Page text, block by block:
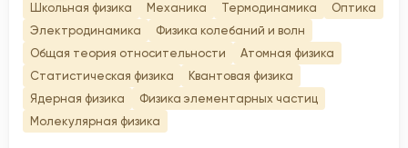
Школьная физика Механика Термодинамика
Оптика
Электродинамика
Физика колебаний и волн
Общая теория относительности
Атомная физика
Статистическая физика
Квантовая физика
Ядерная физика
Физика элементарных частиц
Молекулярная физика